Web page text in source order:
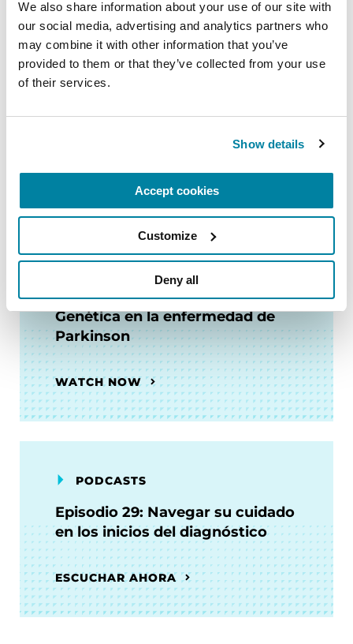
We also share information about your use of our site with
our social media, advertising and analytics partners who
may combine it with other information that you’ve
provided to them or that they’ve collected from your use
of their services.
Show details
Accept cookies
Customize
Deny all
Relacionados
FACT SHEETS
Acerca la enfermedad de
LEER AHORA
VIDEOS & WEBINARS
Genética en la enfermedad de
Parkinson
WATCH NOW
PODCASTS
Episodio 29: Navegar su cuidado
en los inicios del diagnóstico
ESCUCHAR AHORA